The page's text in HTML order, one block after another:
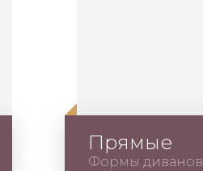
Прямые
Формы диванов